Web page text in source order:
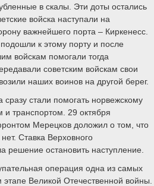
в скалы. Эти доты остались
войска наступали на
важнейшего порта – Киркенесс.
к этому порту и после
войскам помогали тогда
советским войскам свои
наших воинов на другой берег.
сразу стали помогать норвежскому
транспортом. 29 октября
Мерецков доложил о том, что
Ставка Верховного
решение остановить наступление.
операция одна из самых
Великой Отечественной войны.